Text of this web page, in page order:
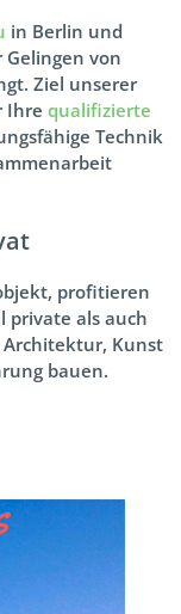
in Berlin und
Gelingen von
Ziel unserer
Ihre qualifizierte
Technik
profitieren
private als auch
Architektur, Kunst
bauen.